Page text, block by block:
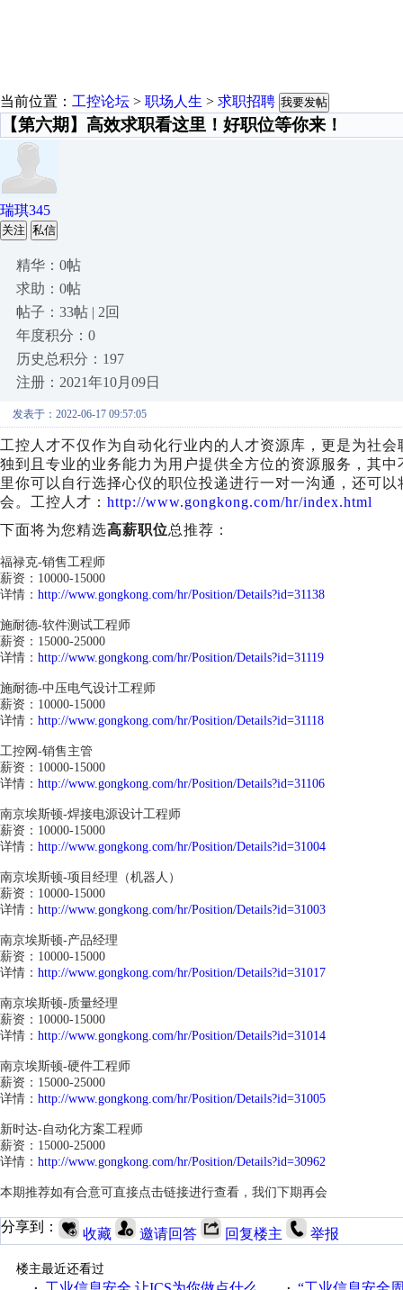
当前位置： 工控论坛 > 职场人生 > 求职招聘 我要发帖
【第六期】高效求职看这里！好职位等你来！
瑞琪345
关注 私信
精华：0帖
求助：0帖
帖子：33帖 | 2回
年度积分：0
历史总积分：197
注册：2021年10月09日
发表于：2022-06-17 09:57:05
工控人才不仅作为自动化行业内的人才资源库，更是为社
独到且专业的业务能力为用户提供全方位的资源服务，其
里你可以自行选择心仪的职位投递进行一对一沟通，还可
会。工控人才： http://www.gongkong.com/hr/index.html
下面将为您精选高薪职位总推荐：
福禄克-销售工程师
薪资：10000-15000
详情： http://www.gongkong.com/hr/Position/Details?id=31138
施耐德-软件测试工程师
薪资：15000-25000
详情： http://www.gongkong.com/hr/Position/Details?id=31119
施耐德-中压电气设计工程师
薪资：10000-15000
详情： http://www.gongkong.com/hr/Position/Details?id=31118
工控网-销售主管
薪资：10000-15000
详情： http://www.gongkong.com/hr/Position/Details?id=31106
南京埃斯顿-焊接电源设计工程师
薪资：10000-15000
详情： http://www.gongkong.com/hr/Position/Details?id=31004
南京埃斯顿-项目经理（机器人）
薪资：10000-15000
详情： http://www.gongkong.com/hr/Position/Details?id=31003
南京埃斯顿-产品经理
薪资：10000-15000
详情： http://www.gongkong.com/hr/Position/Details?id=31017
南京埃斯顿-质量经理
薪资：10000-15000
详情： http://www.gongkong.com/hr/Position/Details?id=31014
南京埃斯顿-硬件工程师
薪资：15000-25000
详情： http://www.gongkong.com/hr/Position/Details?id=31005
新时达-自动化方案工程师
薪资：15000-25000
详情： http://www.gongkong.com/hr/Position/Details?id=30962
本期推荐如有合意可直接点击链接进行查看，我们下期再会
分享到： 收藏 邀请回答 回复楼主 举报
楼主最近还看过